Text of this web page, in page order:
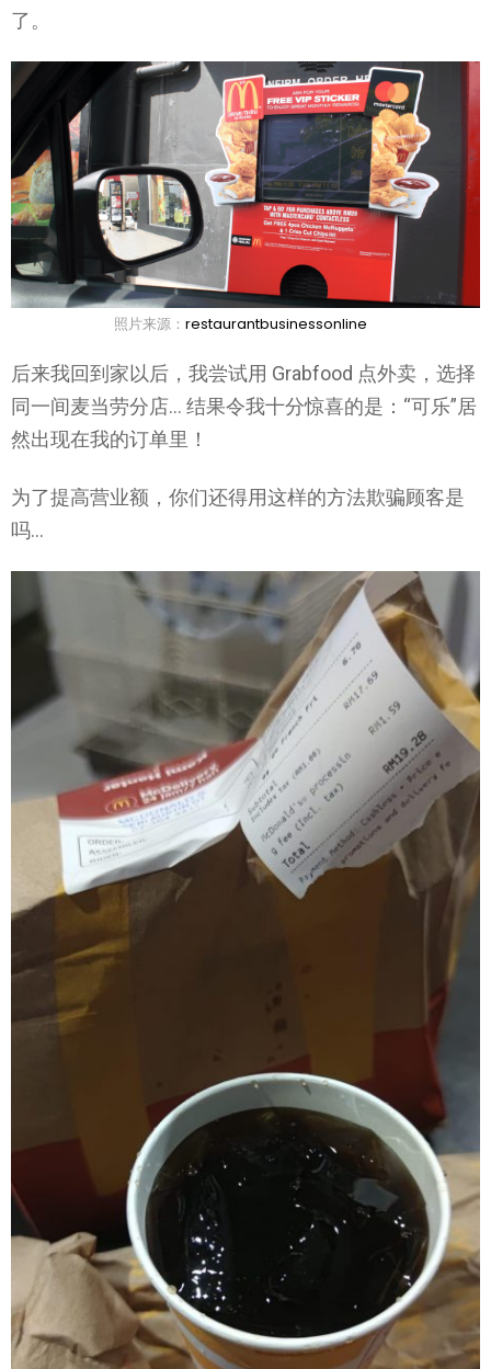
了。
照片来源： restaurantbusinessonline
后来我回到家以后，我尝试用 Grabfood 点外卖，选择
同一间麦当劳分店… 结果令我十分惊喜的是：“可乐”居
然出现在我的订单里！
为了提高营业额，你们还得用这样的方法欺骗顾客是
吗…